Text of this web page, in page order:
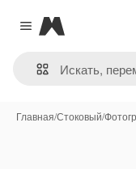
Close menu
Magnific
Главная/Стоковый/